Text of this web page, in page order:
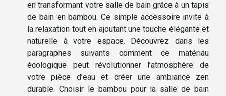
en transformant votre salle de bain grâce à un tapis
de bain en bambou. Ce simple accessoire invite à
la relaxation tout en ajoutant une touche élégante et
naturelle à votre espace. Découvrez dans les
paragraphes suivants comment ce matériau
écologique peut révolutionner l’atmosphère de
votre pièce d’eau et créer une ambiance zen
durable. Choisir le bambou pour la salle de bain